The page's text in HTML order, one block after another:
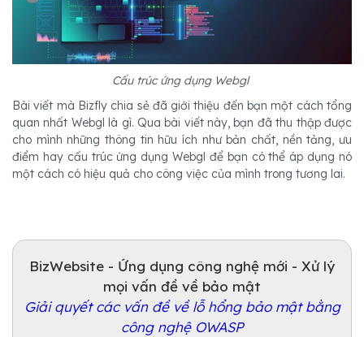
Cấu trúc ứng dụng Webgl
Bài viết mà Bizfly chia sẻ đã giới thiệu đến bạn một cách tổng
quan nhất Webgl là gì. Qua bài viết này, bạn đã thu thập được
cho mình những thông tin hữu ích như bản chất, nền tảng, ưu
điểm hay cấu trúc ứng dụng Webgl để bạn có thể áp dụng nó
một cách có hiệu quả cho công việc của mình trong tương lai.
BizWebsite - Ứng dụng công nghệ mới - Xử lý
mọi vấn đề về bảo mật
Giải quyết các vấn đề về lỗ hổng bảo mật bằng
công nghệ OWASP